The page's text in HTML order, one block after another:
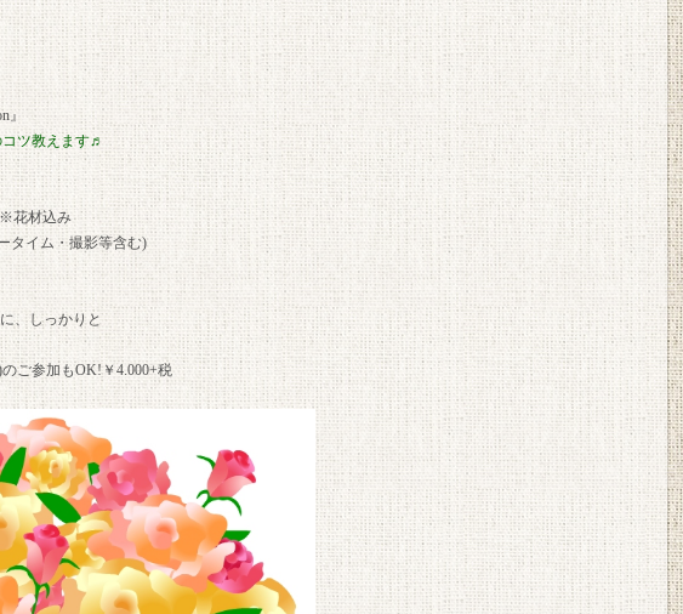
』
コツ教えます♬
材込み
イム・撮影等含む)
、しっかりと
ご参加もOK!￥4.000+税